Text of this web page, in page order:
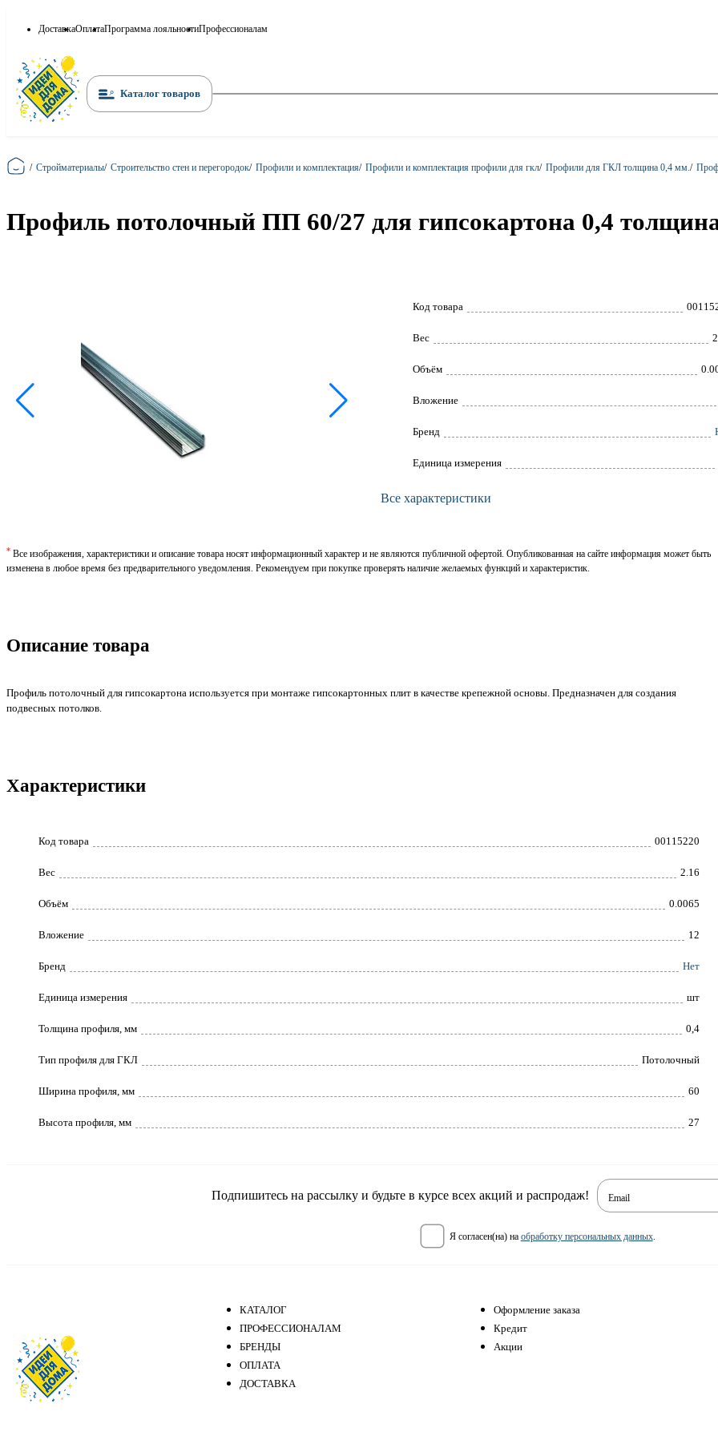
ДоставкаОплатаПрограмма лояльностиПрофессионалам
Каталог товаров
Главная
/ Стройматериалы/ Строительство стен и перегородок/ Профили и комплектация/ Профили и комплектация профили для гкл/ Профили для ГКЛ толщина 0,4 мм./
Профиль потолочный ПП 60/27 для гипсокартона 0,4
Код товара
Вес
Объём
Вложение
Брeнд
Единица измерения
Все характеристики
* Все изображения, характеристики и описание товара носят информационный характер и не являются публичной офертой. Опубликованная на сайте информация может быть
изменена в любое время без предварительного уведомления. Рекомендуем при покупке проверять наличие желаемых функций и характеристик.
Описание товара
Профиль потолочный для гипсокартона используется при монтаже гипсокартонных плит в качестве крепежной основы. Предназначен для создания
подвесных потолков.
Характеристики
Код товара 00115220
Вес 2.16
Объём 0.0065
Вложение 12
Бренд Нет
Единица измерения шт
Толщина профиля, мм 0,4
Тип профиля для ГКЛ Потолочный
Ширина профиля, мм 60
Высота профиля, мм 27
Подпишитесь на рассылку и будьте в курсе всех акций и распродаж! Email
я согласен(на) на обработку персональных данных.
КАТАЛОГ
ПРОФЕССИОНАЛАМ
БРЕНДЫ
ОПЛАТА
ДОСТАВКА
Оформление заказа
Кредит
Акции